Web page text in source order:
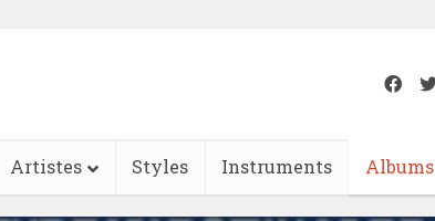
Artistes Styles Instruments Albums